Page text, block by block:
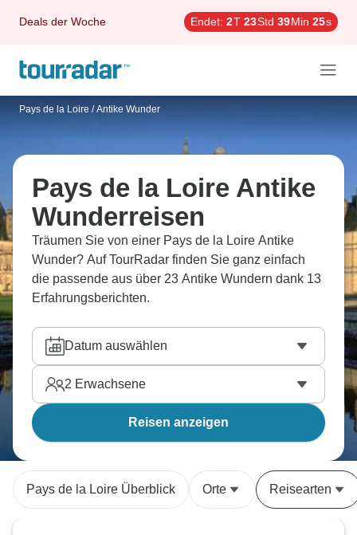
Deals der Woche Endet: 2T 23Std 39Min 24s
Pays de la Loire / Antike Wunder
Pays de la Loire Antike
Wunderreisen
Träumen Sie von einer Pays de la Loire Antike
Wunder? Auf TourRadar finden Sie ganz einfach
die passende aus über 23 Antike Wundern dank 13
Erfahrungsberichten.
Datum auswählen
2 Erwachsene
Reisen anzeigen
Pays de la Loire Überblick Orte Reisearten